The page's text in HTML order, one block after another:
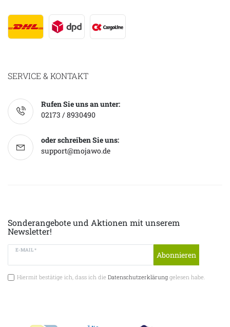
SERVICE & KONTAKT
Rufen Sie uns an unter:
02173 / 8930490
oder schreiben Sie uns:
support@mojawo.de
Sonderangebote und Aktionen mit unserem
Newsletter!
E-MAIL *
Abonnieren
Hiermit bestätige ich, dass ich die Datenschutzerklärunggelesen habe.